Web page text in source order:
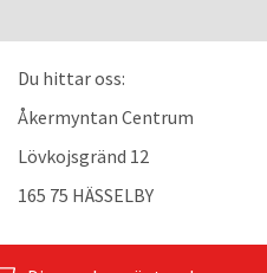
Du hittar oss:
Åkermyntan Centrum
Lövkojsgränd 12
165 75 HÄSSELBY